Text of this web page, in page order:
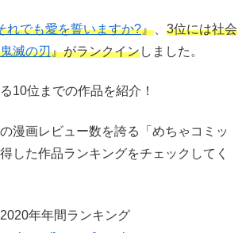
れでも愛を誓いますか?』
3位には社会
鬼滅の刃』がランクインしました。
10位までの作品を紹介！
漫画レビュー数を誇る「めちゃコミッ
した作品ランキングをチェックしてく
年年間ランキング